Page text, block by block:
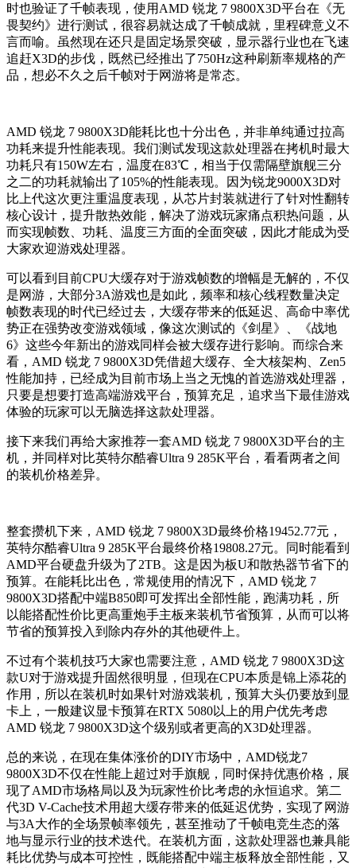
时也验证了千帧表现，使用AMD 锐龙 7 9800X3D平台在《无
畏契约》进行测试，很容易就达成了千帧成就，里程碑意义不
言而喻。虽然现在还只是固定场景突破，显示器行业也在飞速
追赶X3D的步伐，既然已经推出了750Hz这种刷新率规格的产
品，想必不久之后千帧对于网游将是常态。
AMD 锐龙 7 9800X3D能耗比也十分出色，并非单纯通过拉高
功耗来提升性能表现。我们测试发现这款处理器在拷机时最大
功耗只有150W左右，温度在83℃，相当于仅需隔壁旗舰三分
之二的功耗就输出了105%的性能表现。因为锐龙9000X3D对
比上代这次更注重温度表现，从芯片封装就进行了针对性翻转
核心设计，提升散热效能，解决了游戏玩家痛点积热问题，从
而实现帧数、功耗、温度三方面的全面突破，因此才能成为受
大家欢迎游戏处理器。
可以看到目前CPU大缓存对于游戏帧数的增幅是无解的，不仅
是网游，大部分3A游戏也是如此，频率和核心线程数量决定
帧数表现的时代已经过去，大缓存带来的低延迟、高命中率优
势正在强势改变游戏领域，像这次测试的 《剑星》、《战地
6》这些今年新出的游戏同样会被大缓存进行影响。而综合来
看， AMD 锐龙 7 9800X3D凭借超大缓存、全大核架构、Zen5
性能加持，已经成为目前市场上当之无愧的首选游戏处理器，
只要是想要打造高端游戏平台，预算充足，追求当下最佳游戏
体验的玩家可以无脑选择这款处理器。
接下来我们再给大家推荐一套AMD 锐龙 7 9800X3D平台的主
机，并同样对比英特尔酷睿Ultra 9 285K平台，看看两者之间
的装机价格差异。
整套攒机下来，AMD 锐龙 7 9800X3D最终价格19452.77元，
英特尔酷睿Ultra 9 285K平台最终价格19808.27元。同时能看到
AMD平台硬盘升级为了2TB。这是因为板U和散热器节省下的
预算。在能耗比出色，常规使用的情况下，AMD 锐龙 7
9800X3D搭配中端B850即可发挥出全部性能，跑满功耗，所
以能搭配性价比更高重炮手主板来装机节省预算，从而可以将
节省的预算投入到除内存外的其他硬件 上。
不过有个装机技巧大家也需要注意，AMD 锐龙 7 9800X3D这
款U对于游戏提升固然很明显，但现在CPU本质是锦上添花的
作用，所以在装机时如果针对游戏装机，预算大头仍要放到显
卡上，一般建议显卡预算在RTX 5080以上的用户优先考虑
AMD 锐龙 7 9800X3D这个级别或者更高的X3D处理器。
总的来说，在现在集体涨价的DIY市场中，AMD锐龙7
9800X3D不仅在性能上超过对手旗舰，同时保持优惠价格，展
现了AMD市场格局以及为玩家性价比考虑的永恒追求。第二
代3D V-Cache技术用超大缓存带来的低延迟优势，实现了网游
与3A大作的全场景帧率领先，甚至推动了千帧电竞生态的落
地与显示行业的技术迭代。在装机方面，这款处理器也兼具能
耗比优势与成本可控性，既能搭配中端主板释放全部性能，又